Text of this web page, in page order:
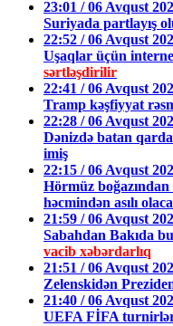
23:01 / 06 Avqust
Suriyada partlayış
22:52 / 06 Avqust
Uşaqlar üçün
sərtləşdirilir
22:41 / 06 Avqust
Tramp kəşfiyyat
22:28 / 06 Avqust
Dənizdə batan
imiş
22:15 / 06 Avqust
Hörmüz
həcmindən asılı
21:59 / 06 Avqust
Sabahdan Bakıda
vacib xəbərdarlıq
21:51 / 06 Avqust
Zelenskidən
21:40 / 06 Avqust
UEFA FİFA